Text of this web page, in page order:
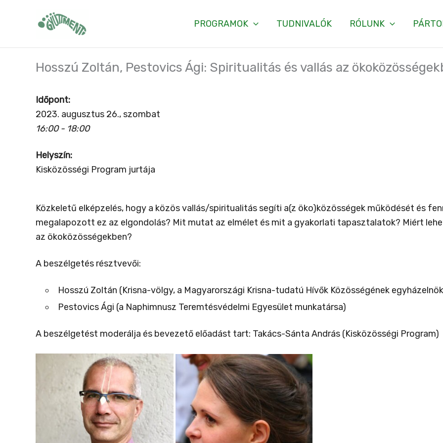
PROGRAMOK TUDNIVALÓK RÓLUNK
Hosszú Zoltán, Pestovics Ági: Spiritualitás és vallás az
Időpont:
2023. augusztus 26., szombat
16:00 - 18:00
Helyszín:
Kisközösségi Program jurtája
Közkeletű elképzelés, hogy a közös vallás/spiritualitás segíti a(z öko)közösségek működését és
megalapozott ez az elgondolás? Mit mutat az elmélet és mit a gyakorlati tapasztalatok? Miért
az ökoközösségekben?
A beszélgetés résztvevői:
Hosszú Zoltán (Krisna-völgy, a Magyarországi Krisna-tudatú Hívők Közösségének
Pestovics Ági (a Naphimnusz Teremtésvédelmi Egyesület munkatársa)
A beszélgetést moderálja és bevezető előadást tart: Takács-Sánta András (Kisközösségi Program)